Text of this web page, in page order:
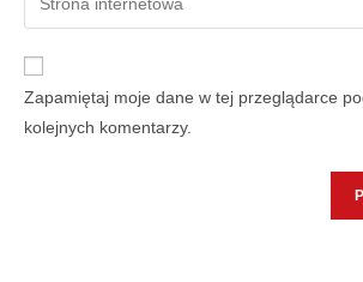
Zapamiętaj moje dane w tej przeglądarce
kolejnych komentarzy.